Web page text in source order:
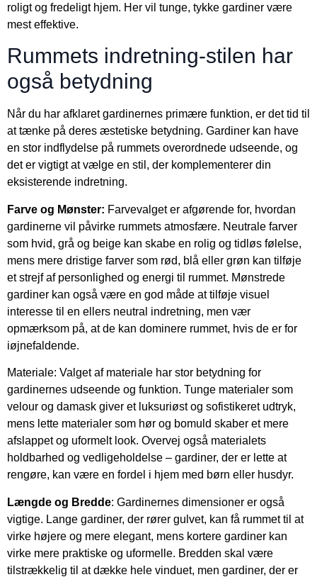
roligt og fredeligt hjem. Her vil tunge, tykke gardiner være
mest effektive.
Rummets indretning-stilen har
også betydning
Når du har afklaret gardinernes primære funktion, er det tid til
at tænke på deres æstetiske betydning. Gardiner kan have
en stor indflydelse på rummets overordnede udseende, og
det er vigtigt at vælge en stil, der komplementerer din
eksisterende indretning.
Farve og Mønster: Farvevalget er afgørende for, hvordan
gardinerne vil påvirke rummets atmosfære. Neutrale farver
som hvid, grå og beige kan skabe en rolig og tidløs følelse,
mens mere dristige farver som rød, blå eller grøn kan tilføje
et strejf af personlighed og energi til rummet. Mønstrede
gardiner kan også være en god måde at tilføje visuel
interesse til en ellers neutral indretning, men vær
opmærksom på, at de kan dominere rummet, hvis de er for
iøjnefaldende.
Materiale: Valget af materiale har stor betydning for
gardinernes udseende og funktion. Tunge materialer som
velour og damask giver et luksuriøst og sofistikeret udtryk,
mens lette materialer som hør og bomuld skaber et mere
afslappet og uformelt look. Overvej også materialets
holdbarhed og vedligeholdelse – gardiner, der er lette at
rengøre, kan være en fordel i hjem med børn eller husdyr.
Længde og Bredde: Gardinernes dimensioner er også
vigtige. Lange gardiner, der rører gulvet, kan få rummet til at
virke højere og mere elegant, mens kortere gardiner kan
virke mere praktiske og uformelle. Bredden skal være
tilstrækkelig til at dække hele vinduet, men gardiner, der er